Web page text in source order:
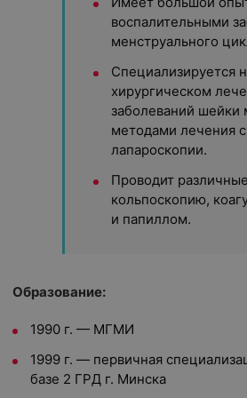
воспалительными
менструального
Специализируется
хирургическом
заболеваний шейки
методами лечения
лапароскопии.
Проводит
кольпоскопию,
и папиллом.
Образование:
1990 г. — МГМИ
1999 г. — первичная
базе 2 ГРД г. Минска